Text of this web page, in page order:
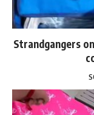
Strandgangers